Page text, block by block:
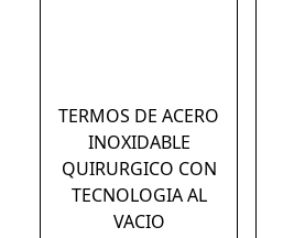
TERMOS DE ACERO
INOXIDABLE
QUIRURGICO CON
TECNOLOGIA AL
VACIO